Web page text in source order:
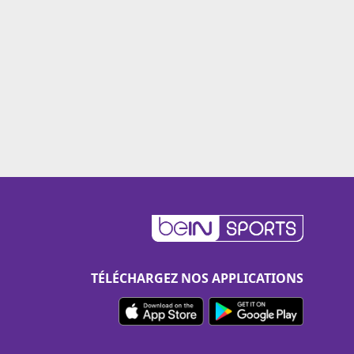
TÉLÉCHARGEZ NOS APPLICATIONS